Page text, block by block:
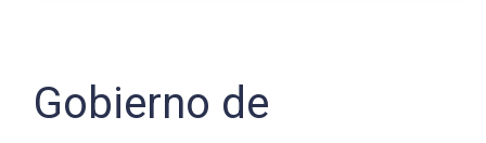
Gobierno de